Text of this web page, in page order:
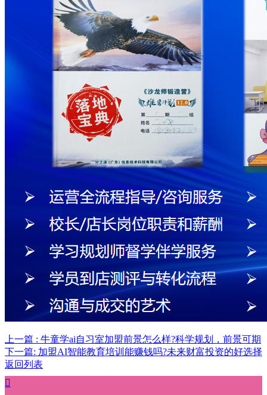
上一篇 : 牛童学ai自习室加盟前景怎么样?科学规划，前景可期
下一篇: 加盟AI智能教育培训能赚钱吗?未来财富投资的好选择
返回列表
